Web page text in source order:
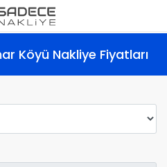
Köyü Nakliye Fiyatları